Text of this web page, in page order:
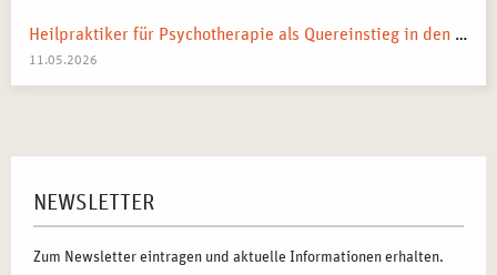
Heilpraktiker für Psychotherapie als Quereinstieg in den Heilberuf
11.05.2026
NEWSLETTER
Zum Newsletter eintragen und aktuelle Informationen erhalten.